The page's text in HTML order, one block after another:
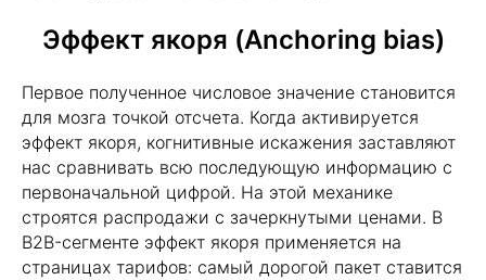
Эффект якоря (Anchoring bias)
Первое полученное числовое значение становится
для мозга точкой отсчета. Когда активируется
эффект якоря, когнитивные искажения заставляют
нас сравнивать всю последующую информацию с
первоначальной цифрой. На этой механике
строятся распродажи с зачеркнутыми ценами. В
B2B-сегменте эффект якоря применяется на
страницах тарифов: самый дорогой пакет ставится